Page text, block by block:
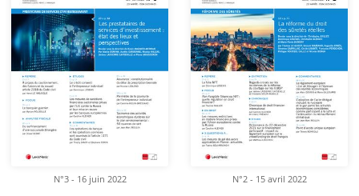
N°3 - 16 juin 2022 N°2 - 15 avril 2022